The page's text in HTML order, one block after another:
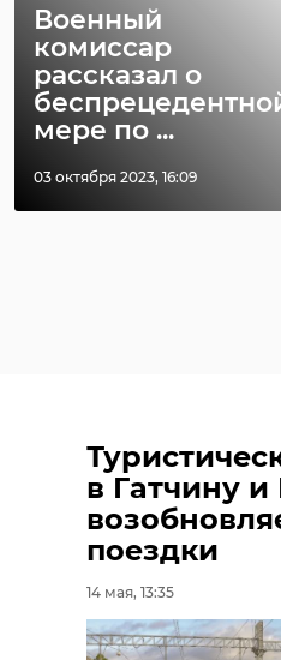
Военный
комиссар
рассказал о
мере по ...
03 октября 2023, 16:09
в Гатчину
поездки
14 мая, 13:35